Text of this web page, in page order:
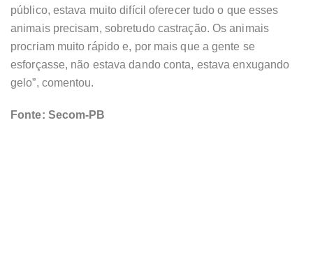
público, estava muito difícil oferecer tudo o que esses
animais precisam, sobretudo castração. Os animais
procriam muito rápido e, por mais que a gente se
esforçasse, não estava dando conta, estava enxugando
gelo”, comentou.
Fonte: Secom-PB